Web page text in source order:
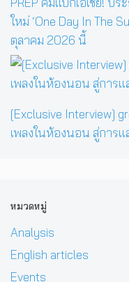
ใหม่ ‘One Day In The
ตุลาคม 2026 นี้
[Exclusive Interview]
เพลงในห้องนอน สู่การ
หมวดหมู่
Analysis
English articles
Events